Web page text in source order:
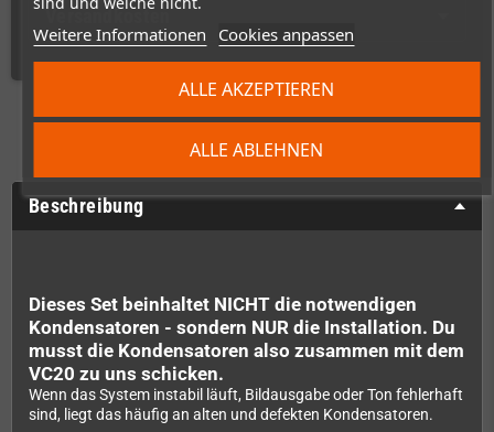
Weitere Informationen Cookies anpassen
ALLE ABLEHNEN
ALLE AKZEPTIEREN
Versandkosten
Beschreibung
Dieses Set beinhaltet NICHT die notwendigen
Kondensatoren - sondern NUR die Installation. Du
musst die Kondensatoren also zusammen mit dem
VC20 zu uns schicken.
Wenn das System instabil läuft, Bildausgabe oder Ton fehlerhaft
sind, liegt das häufig an alten und defekten Kondensatoren.